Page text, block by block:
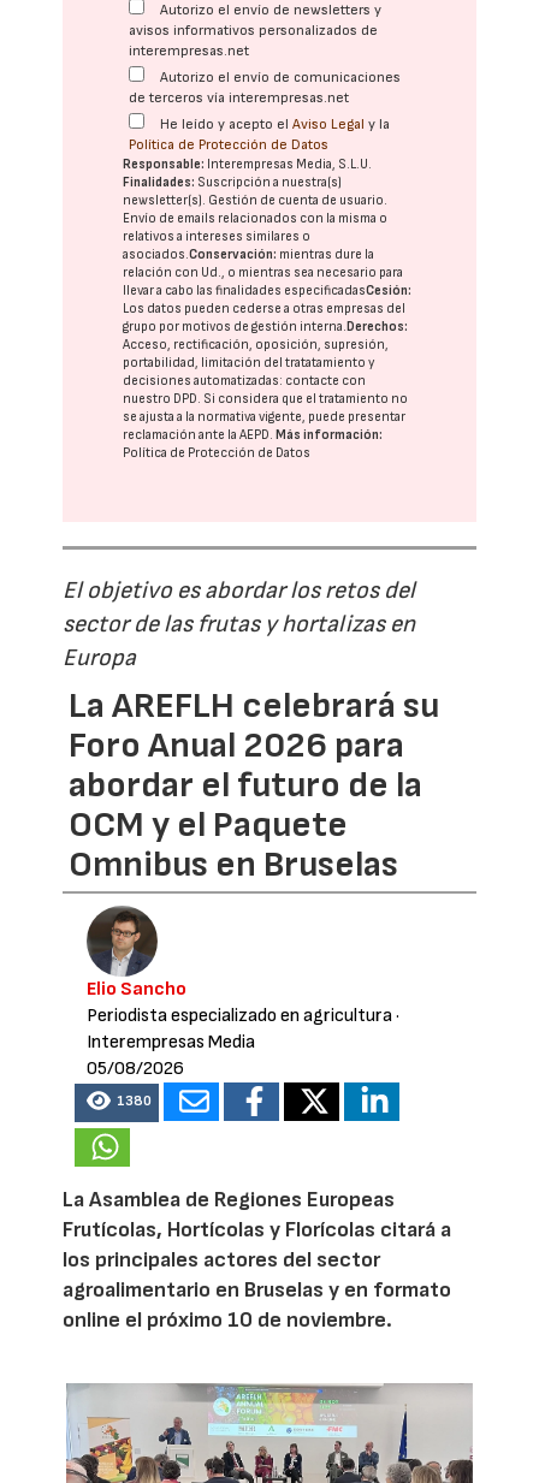
Autorizo el envío de newsletters y
avisos informativos personalizados de
interempresas.net
Autorizo el envío de comunicaciones
de terceros vía interempresas.net
He leído y acepto elAviso Legal y la
Política de Protección de Datos
Responsable: Interempresas Media, S.L.U.
Finalidades: Suscripción a nuestra(s)
newsletter(s). Gestión de cuenta de usuario.
Envío de emails relacionados con la misma o
relativos a intereses similares o
asociados.Conservación: mientras dure la
relación con Ud., o mientras sea necesario para
llevar a cabo las finalidades especificadasCesión:
Los datos pueden cederse a otras empresas del
grupo por motivos de gestión interna. Derechos:
Acceso, rectificación, oposición, supresión,
portabilidad, limitación del tratatamiento y
decisiones automatizadas: contacte con
nuestro DPD. Si considera que el tratamiento no
se ajusta a la normativa vigente, puede presentar
reclamación ante laAEPD. Más información:
Política de Protección de Datos
El objetivo es abordar los retos del
sector de las frutas y hortalizas en
Europa
La AREFLH celebrará su
Foro Anual 2026 para
abordar el futuro de la
OCM y el Paquete
Omnibus en Bruselas
Elio Sancho
Periodista especializado en agricultura·
Interempresas Media
05/08/2026
1380
La Asamblea de Regiones Europeas
Frutícolas, Hortícolas y Florícolas citará a
los principales actores del sector
agroalimentario en Bruselas y en formato
online el próximo 10 de noviembre.